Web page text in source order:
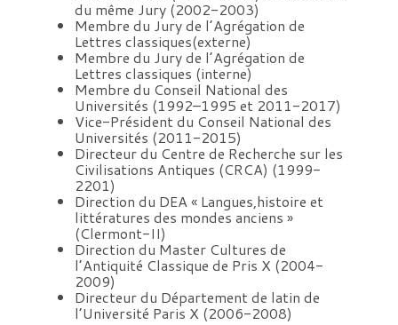
du même Jury (2002-2003)
Membre du Jury de l’Agrégation de
Lettres classiques(externe)
Membre du Jury de l’Agrégation de
Lettres classiques (interne)
Membre du Conseil National des
Universités (1992–1995 et 2011-2017)
Vice-Président du Conseil National des
Universités (2011-2015)
Directeur du Centre de Recherche sur les
Civilisations Antiques (CRCA) (1999-
2201)
Direction du DEA « Langues,histoire et
littératures des mondes anciens »
(Clermont-II)
Direction du Master Cultures de
l’Antiquité Classique de Pris X (2004-
2009)
Directeur du Département de latin de
l’Université Paris X (2006-2008)